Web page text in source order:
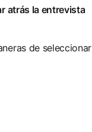
atrás la entrevista
de seleccionar